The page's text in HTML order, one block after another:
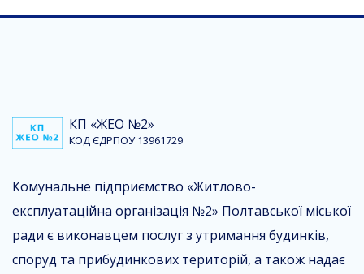
КП «ЖЕО №2»
КОД ЄДРПОУ 13961729
Комунальне підприємство «Житлово-
експлуатаційна організація №2» Полтавської міської
ради є виконавцем послуг з утримання будинків,
споруд та прибудинкових територій, а також надає